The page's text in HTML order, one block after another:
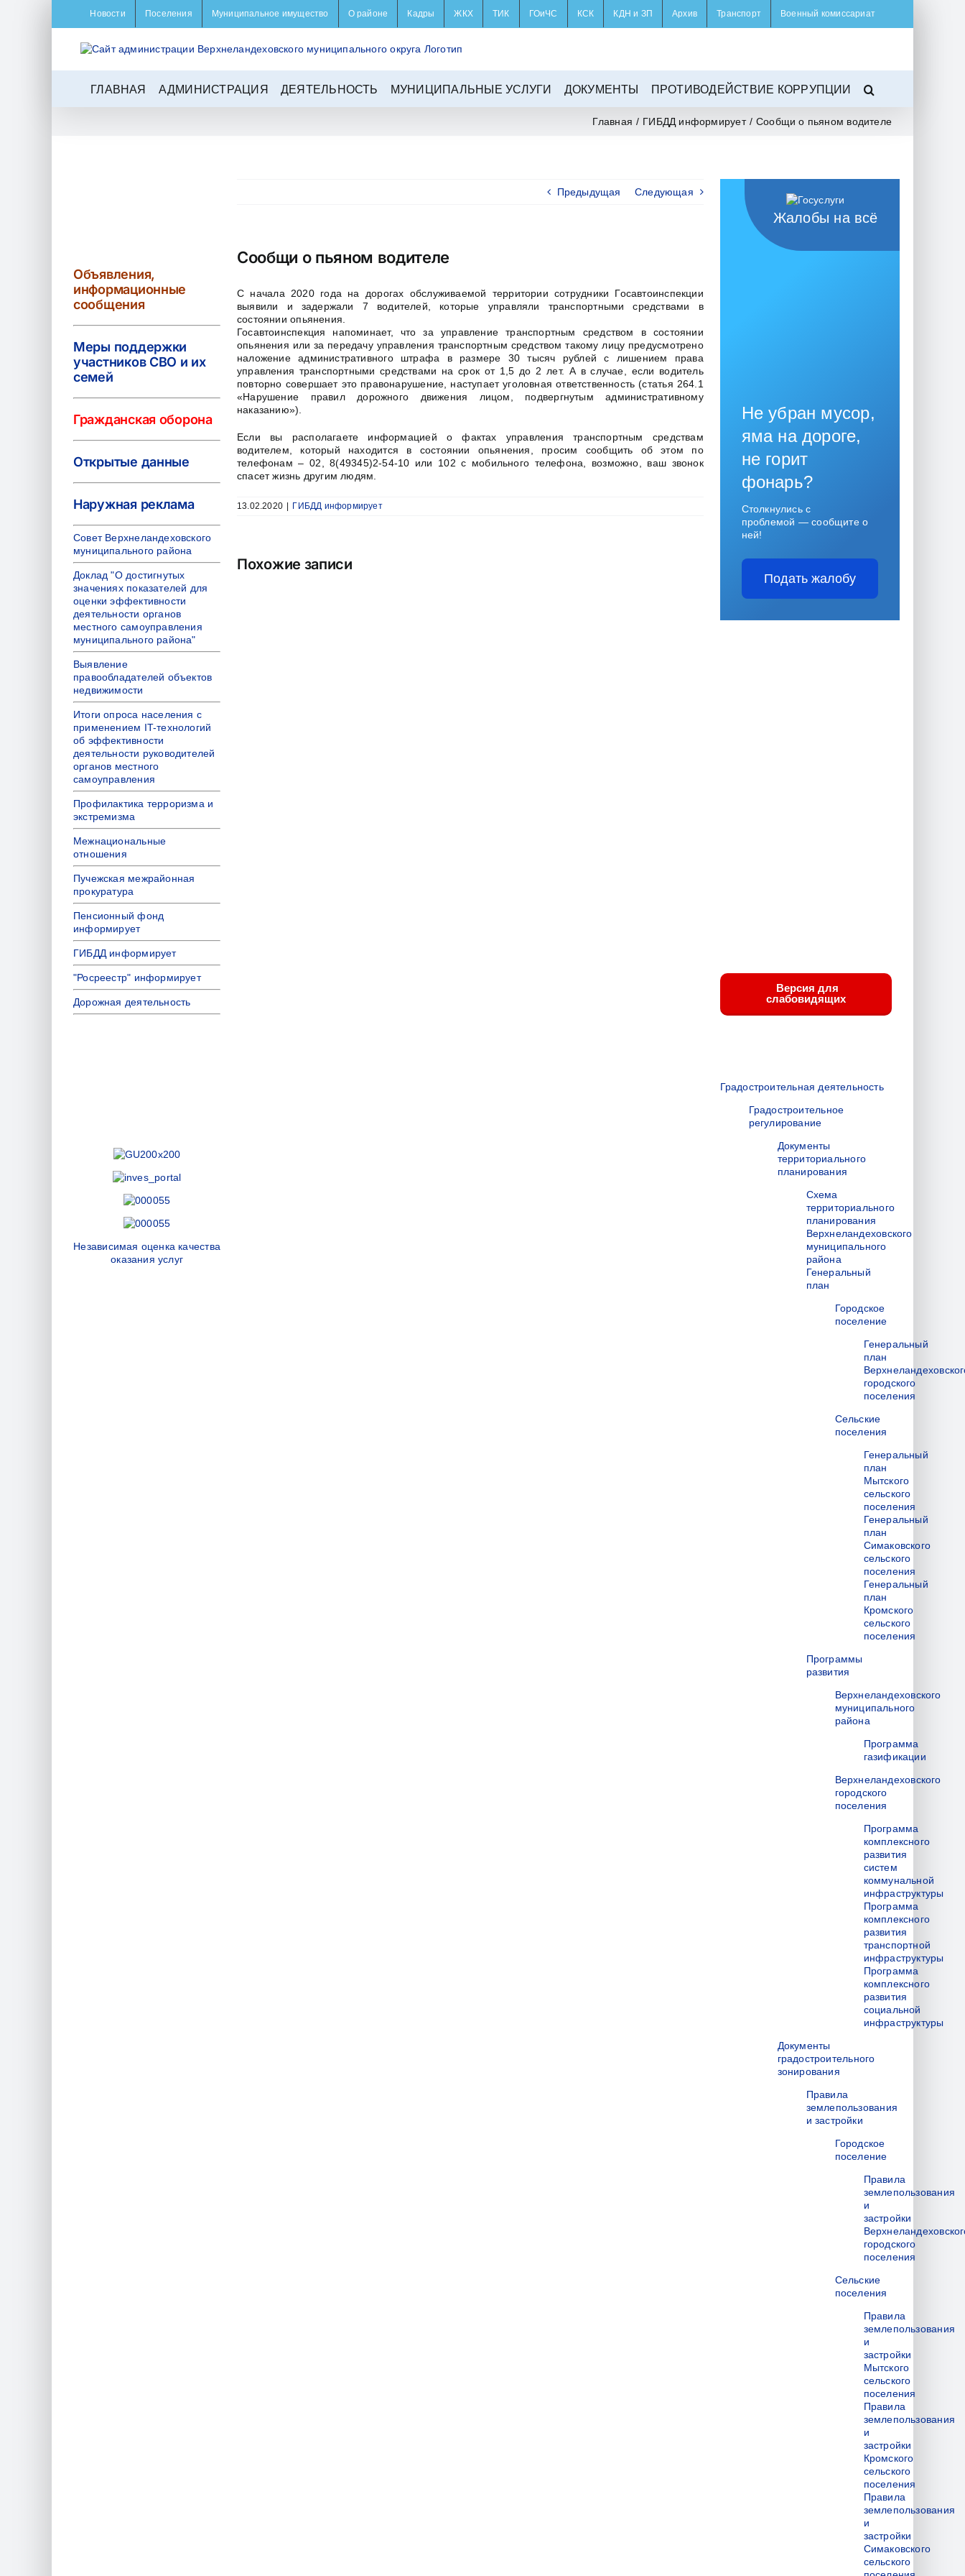
Новости Поселения Муниципальное имущество О районе Кадры ЖКХ ТИК ГОиЧС КСК КДН и ЗП Архив Транспорт Военный комиссариат
ГЛАВНАЯ АДМИНИСТРАЦИЯ ДЕЯТЕЛЬНОСТЬ МУНИЦИПАЛЬНЫЕ УСЛУГИ ДОКУМЕНТЫ ПРОТИВОДЕЙСТВИЕ КОРРУПЦИИ
Главная / ГИБДД информирует / Сообщи о пьяном водителе
Предыдущая Следующая
Сообщи о пьяном водителе
С начала 2020 года на дорогах обслуживаемой территории сотрудники Госавтоинспекции
выявили и задержали 7 водителей, которые управляли транспортными средствами в
состоянии опьянения.
Госавтоинспекция напоминает, что за управление транспортным средством в состоянии
опьянения или за передачу управления транспортным средством такому лицу предусмотрено
наложение административного штрафа в размере 30 тысяч рублей с лишением права
управления транспортными средствами на срок от 1,5 до 2 лет. А в случае, если водитель
повторно совершает это правонарушение, наступает уголовная ответственность (статья 264.1
«Нарушение правил дорожного движения лицом, подвергнутым административному
наказанию»).
Если вы располагаете информацией о фактах управления транспортным средствам
водителем, который находится в состоянии опьянения, просим сообщить об этом по
телефонам – 02, 8(49345)2-54-10 или 102 с мобильного телефона, возможно, ваш звонок
спасет жизнь другим людям.
13.02.2020 ГИБДД информирует
Похожие записи
Объявления,
информационные
сообщения
Меры поддержки
участников СВО и их
семей
Гражданская оборона
Открытые данные
Наружная реклама
Совет Верхнеландеховского
муниципального района
Доклад "О достигнутых
значениях показателей для
оценки эффективности
деятельности органов
местного самоуправления
муниципального района"
Выявление
правообладателей объектов
недвижимости
Итоги опроса населения с
применением IT-технологий
об эффективности
деятельности руководителей
органов местного
самоуправления
Профилактика терроризма и
экстремизма
Межнациональные
отношения
Пучежская межрайонная
прокуратура
Пенсионный фонд
информирует
ГИБДД информирует
"Росреестр" информирует
Дорожная деятельность
Независимая оценка качества
оказания услуг
Жалобы на всё
Не убран мусор,
яма на дороге,
не горит
фонарь?
Столкнулись с
проблемой — сообщите о
ней!
Подать жалобу
Версия для
слабовидящих
Градостроительная деятельность
Градостроительное
регулирование
Документы
территориального
планирования
Схема
территориального
планирования
Верхнеландеховского
муниципального
района
Генеральный
план
Городское
поселение
Генеральный
план
городского
поселения
Сельские
поселения
Генеральный
план
Мытского
сельского
поселения
Генеральный
план
Симаковского
сельского
поселения
Генеральный
план
Кромского
сельского
поселения
Программы
развития
Верхнеландеховского
муниципального
района
Программа
газификации
Верхнеландеховского
городского
поселения
Программа
комплексного
развития
систем
коммунальной
инфраструктуры
Программа
комплексного
развития
транспортной
инфраструктуры
Программа
комплексного
развития
социальной
инфраструктуры
Документы
градостроительного
зонирования
Правила
землепользования
и застройки
Городское
поселение
Правила
землепользования
и
застройки
городского
поселения
Сельские
поселения
Правила
землепользования
и
застройки
Мытского
сельского
поселения
Правила
землепользования
и
застройки
Кромского
сельского
поселения
Правила
землепользования
и
застройки
Симаковского
сельского